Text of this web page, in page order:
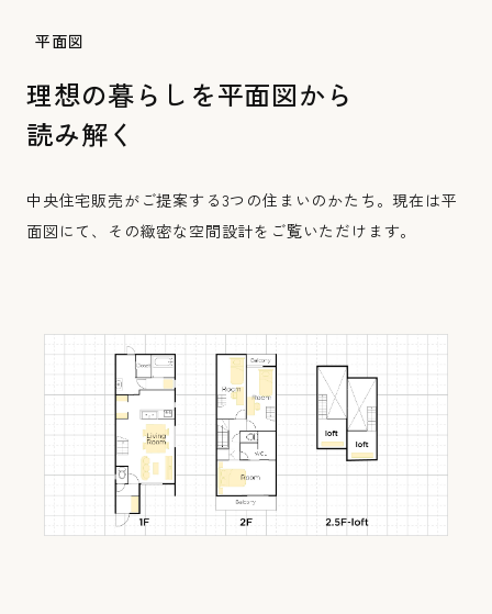
平面図
理想の暮らしを平面図から
読み解く
中央住宅販売がご提案する3つの住まいのかたち。現在は平
面図にて、その緻密な空間設計をご覧いただけます。